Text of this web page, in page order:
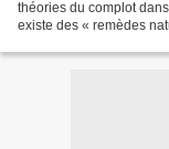
théories du complot
existe des « remèdes